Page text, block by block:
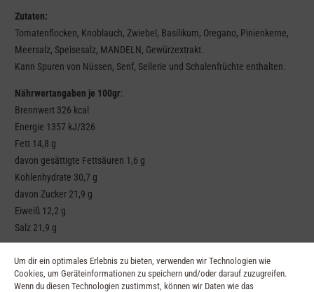
Um dir ein optimales Erlebnis zu bieten, verwenden wir Technologien wie
Cookies, um Geräteinformationen zu speichern und/oder darauf zuzugreifen.
Wenn du diesen Technologien zustimmst, können wir Daten wie das
Zutaten:
Tomatenflocken, Knoblauch, Zwiebel, Basilikum, Oregano, Pinienkerne,
Meersalz, Speisesalz, MANDELN, Gewürzextrakt.
Kann Spuren von Nüssen, Senf, Sellerie und Schalenfrüchte enthalten.
Nährwertangaben je 100gr:
Brennwert 326 kcal
Energie 1357 kJ/326
Fett 14,8 g
davon gesättigte Fettsäuren 1,6 g
Kohlenhydrate 30,7 g
davon Zucker 21,9 g
Eiweiß 12,2 g
Salz 21,9 g
Ähnliche Produkte